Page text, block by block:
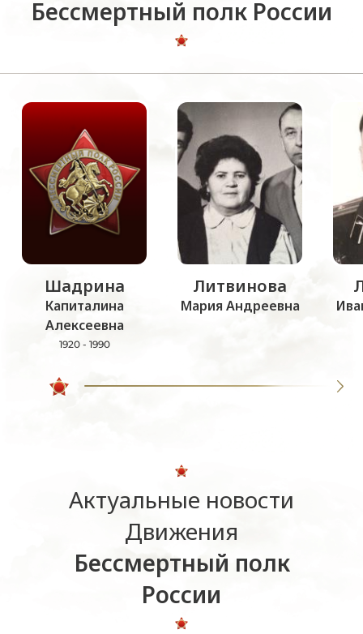
Бессмертный полк России
Шадрина
Капиталина
Алексеевна
1920 - 1990
Литвинова
Мария Андреевна
Актуальные новости
Движения
Бессмертный полк
России